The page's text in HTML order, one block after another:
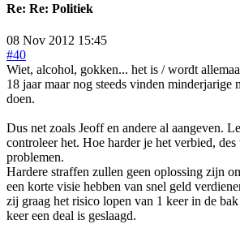
Re: Re: Politiek
08 Nov 2012 15:45
#40
Wiet, alcohol, gokken... het is / wordt
18 jaar maar nog steeds vinden minderjarige
doen.
Dus net zoals Jeoff en andere al aangeven.
controleer het. Hoe harder je het verbied,
problemen.
Hardere straffen zullen geen oplossing zijn
een korte visie hebben van snel geld
zij graag het risico lopen van 1 keer in de
keer een deal is geslaagd.